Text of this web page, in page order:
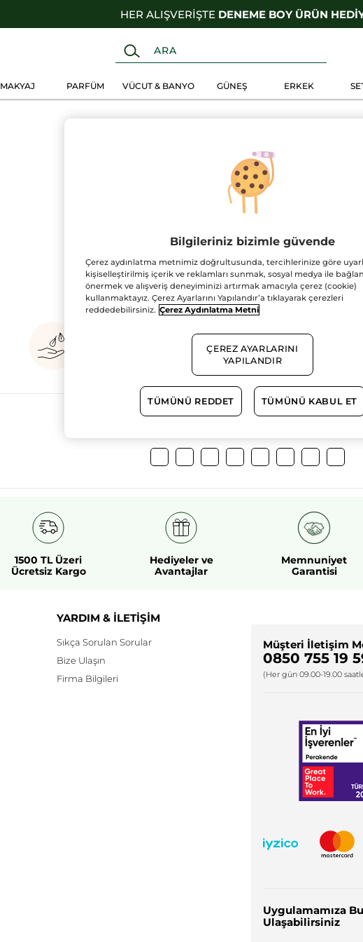
HER ALIŞVERİŞTE DENEME BOY ÜRÜN
MAKYAJ PARFÜM VÜCUT & BANYO GÜNEŞ ERKEK
60
Daha Fazlasını
1500 TL Üzeri
Ücretsiz Kargo
Hediyeler ve
Avantajlar
Memnuniyet
Garantisi
YARDIM & İLETİŞİM
Sıkça Sorulan Sorular
Bize Ulaşın
Firma Bilgileri
Müşteri İletişim
0850 755 19
(Her gün 09.00-19.00
Uygulamamıza
Ulaşabilirsiniz
Bilgileriniz bizimle güvende
Çerez aydınlatma metnimiz doğrultusunda, tercihlerinize göre
kişiselleştirilmiş içerik ve reklamları sunmak, sosyal medya ile
önermek ve alışveriş deneyiminizi artırmak amacıyla çerez (cookie)
kullanmaktayız. Çerez Ayarlarını Yapılandır’a tıklayarak çerezleri
reddedebilirsiniz. Çerez Aydınlatma Metni
ÇEREZ AYARLARINI
YAPILANDIR
TÜMÜNÜ REDDET TÜMÜNÜ KABUL ET